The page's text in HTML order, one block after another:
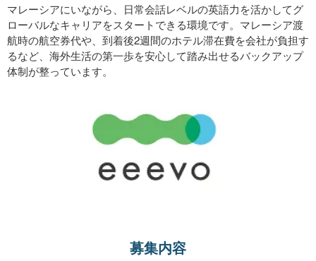
マレーシアにいながら、日常会話レベルの英語力を活かしてグ
ローバルなキャリアをスタートできる環境です。マレーシア渡
航時の航空券代や、到着後2週間のホテル滞在費を会社が負担す
るなど、海外生活の第一歩を安心して踏み出せるバックアップ
体制が整っています。
募集内容